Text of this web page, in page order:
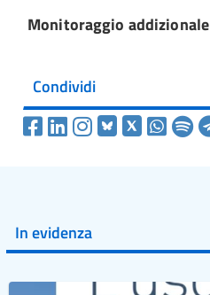
Monitoraggio addizionale
Condividi
In evidenza